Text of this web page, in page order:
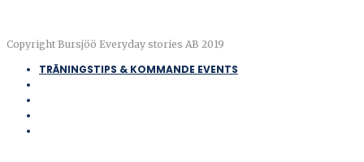
Copyright Bursjöö Everyday stories AB 2019
TRÄNINGSTIPS & KOMMANDE EVENTS